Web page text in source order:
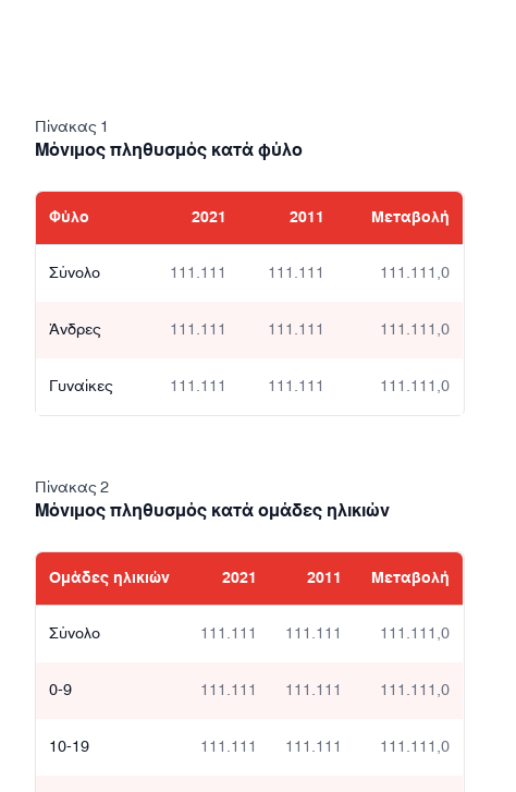
Πίνακας 1
Μόνιμος πληθυσμός κατά φύλο
Φύλο 2021 2011 Μεταβολή
Σύνολο 111.111 111.111 111.111,0
Άνδρες 111.111 111.111 111.111,0
Γυναίκες 111.111 111.111 111.111,0
Πίνακας 2
Μόνιμος πληθυσμός κατά ομάδες ηλικιών
Ομάδες ηλικιών 2021 2011 Μεταβολή
Σύνολο 111.111 111.111 111.111,0
0-9 111.111 111.111 111.111,0
10-19 111.111 111.111 111.111,0